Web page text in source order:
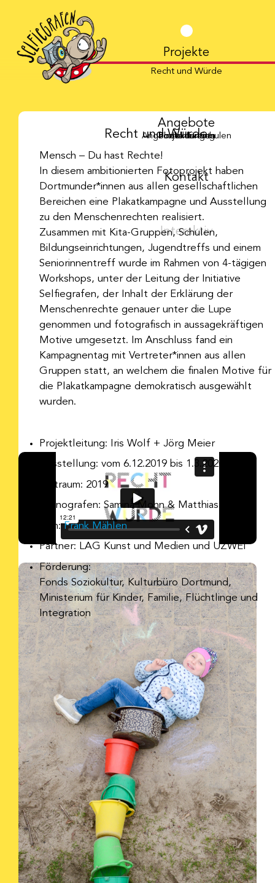
Projekte
Recht und Würde
Angebote
Projektleitung
Firmenevents
Fortbildungen
Angebote für Schulen
Kontakt
Interaktiv
Recht und Würde
Mensch – Du hast Rechte!
In diesem ambitionierten Fotoprojekt haben
Dortmunder*innen aus allen gesellschaftlichen
Bereichen eine Plakatkampagne und Ausstellung
zu den Menschenrechten realisiert.
Zusammen mit Kita-Gruppen, Schulen,
Bildungseinrichtungen, Jugendtreffs und einem
Seniorinnentreff wurde im Rahmen von 4-tägigen
Workshops, unter der Leitung der Initiative
Selfiegrafen, der Inhalt der Erklärung der
Menschenrechte genauer unter die Lupe
genommen und fotografisch in aussagekräftigen
Motive umgesetzt. Im Anschluss fand ein
Kampagnentag mit Vertreter*innen aus allen
Gruppen statt, an welchem die finalen Motive für
die Plakatkampagne demokratisch ausgewählt
wurden.
Projektleitung: Iris Wolf + Jörg Meier
Ausstellung: vom 6.12.2019 bis 1.3.2020
Zeitraum: 2019
Szenografen: Samina Mohn & Matthias Frank
Film:Frank Mählen
Partner: LAG Kunst und Medien und UZWEI
Förderung:
Fonds Soziokultur, Kulturbüro Dortmund,
Ministerium für Kinder, Familie, Flüchtlinge und
Integration